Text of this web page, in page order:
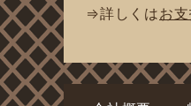
⇒詳しくはお